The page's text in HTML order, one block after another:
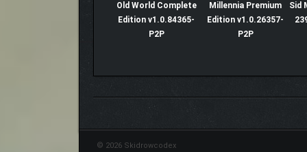
Old World Complete
Edition v1.0.84365-
P2P
Millennia Premium
Edition v1.0.26357-
P2P
Sid
© 2026 Skidrowcodex